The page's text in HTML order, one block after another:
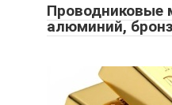
Проводниковые
алюминий,